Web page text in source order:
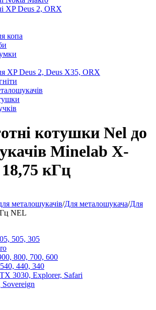
XP Deus 2, ORX
копа
XP Deus 2, Deus X35, ORX
котушки Nel до
Minelab X-
кГц
металошукачів/Для металошукача/Для
NEL
505, 305
800, 700, 600
440, 340
3030, Explorer, Safari
Sovereign